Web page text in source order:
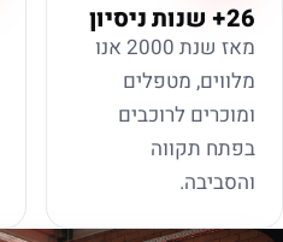
26+ שנות ניסיון
מאז שנת 2000 אנו
מלווים, מטפלים
ומוכרים לרוכבים
בפתח תקווה
והסביבה.